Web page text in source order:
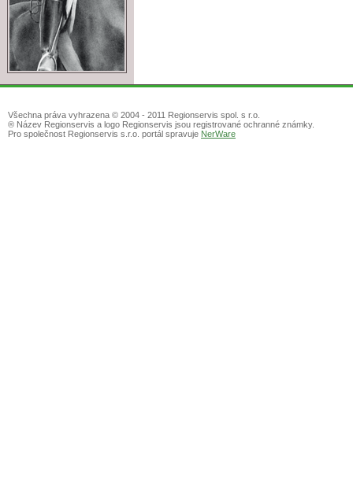
Všechna práva vyhrazena © 2004 - 2011 Regionservis spol. s r.o.
® Název Regionservis a logo Regionservis jsou registrované ochranné známky.
Pro společnost Regionservis s.r.o. portál spravuje NerWare